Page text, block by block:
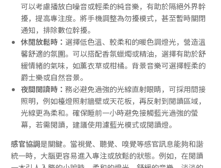
可以考慮播放白噪音或輕柔的純音樂，有助於隔絕外界幹
擾，提高專注度。將手機調整為勿擾模式，甚至暫時關閉
通知，排除數位幹擾。
休閒放鬆時： 選擇低色溫、較柔和的暖色調燈光，營造溫
馨舒適的氛圍。可以搭配香氛蠟燭或精油，選擇有助於舒
緩情緒的氣味，如薰衣草或柑橘。背景音樂可選擇輕柔的
爵士樂或自然音景。
夜間閱讀時：務必避免過強的光線直射眼睛，可採用間接
照明，例如檯燈照射牆壁或天花板，再反射到閱讀區域，
光線更為柔和。確保睡前一小時避免接觸藍光過強的螢
幕，若需閱讀，建議使用濾藍光模式或閱讀燈。
感官協調是關鍵。當視覺、聽覺、嗅覺等感官訊息能夠和諧
統一時，大腦更容易進入專注或放鬆的狀態。例如，在閱讀